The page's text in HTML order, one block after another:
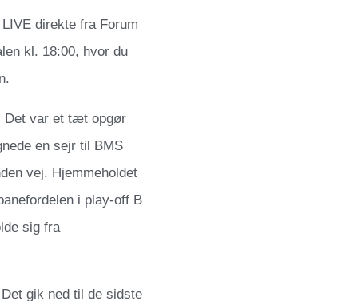
direkte fra Forum
kl. 18:00, hvor du
Det var et tæt opgør
en sejr til BMS
vej. Hjemmeholdet
i play-off B
sig fra
gik ned til de sidste